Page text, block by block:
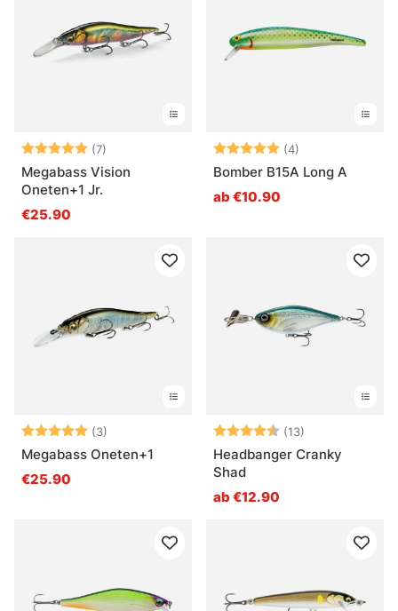
Bewertung:(7)
5.0 von 5 Sternen
Megabass Vision
Oneten+1 Jr.
€25.90
Bewertung:(4)
Bomber B15A Long A
ab €10.90
Bewertung:(3)
5.0 von 5 Sternen
Megabass Oneten+1
€25.90
Bewertung:(13)
Headbanger Cranky
Shad
ab €12.90